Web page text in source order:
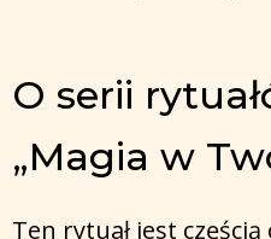
O serii
„Magia w
Ten rytuał jest